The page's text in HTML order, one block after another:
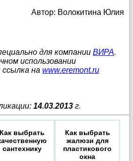
Автор: Волокитина Юлия
для компании ВИРА.
использовании
на www.eremont.ru
14.03.2013 г.
Как выбрать
сантехнику
Как выбрать
жалюзи для
пластикового
окна